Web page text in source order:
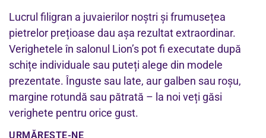
Lucrul filigran a juvaierilor noștri și frumusețea
pietrelor prețioase dau așa rezultat extraordinar.
Verighetele în salonul Lion’s pot fi executate după
schițe individuale sau puteți alege din modele
prezentate. Înguste sau late, aur galben sau roșu,
margine rotundă sau pătrată – la noi veți găsi
verighete pentru orice gust.
URMĂREȘTE-NE